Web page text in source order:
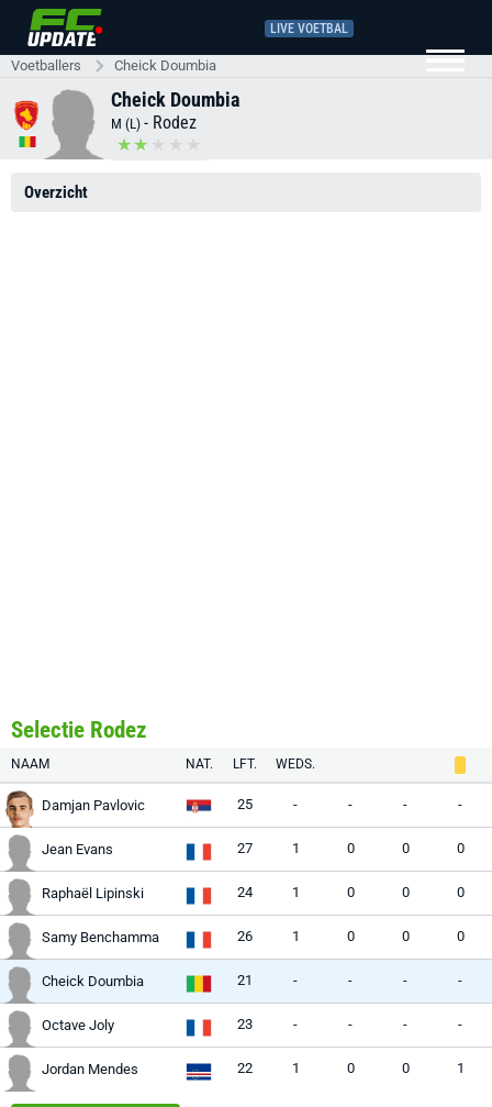
LIVE VOETBAL
Voetballers Cheick Doumbia
Cheick Doumbia
M (L) - Rodez
Overzicht
Selectie Rodez
NAAM NAT. LFT. WEDS.
Damjan Pavlovic 25 - - - -
Jean Evans 27 1 0 0 0
Raphaël Lipinski 24 1 0 0 0
Samy Benchamma 26 1 0 0 0
Cheick Doumbia 21 - - - -
Octave Joly 23 - - - -
Jordan Mendes 22 1 0 0 1